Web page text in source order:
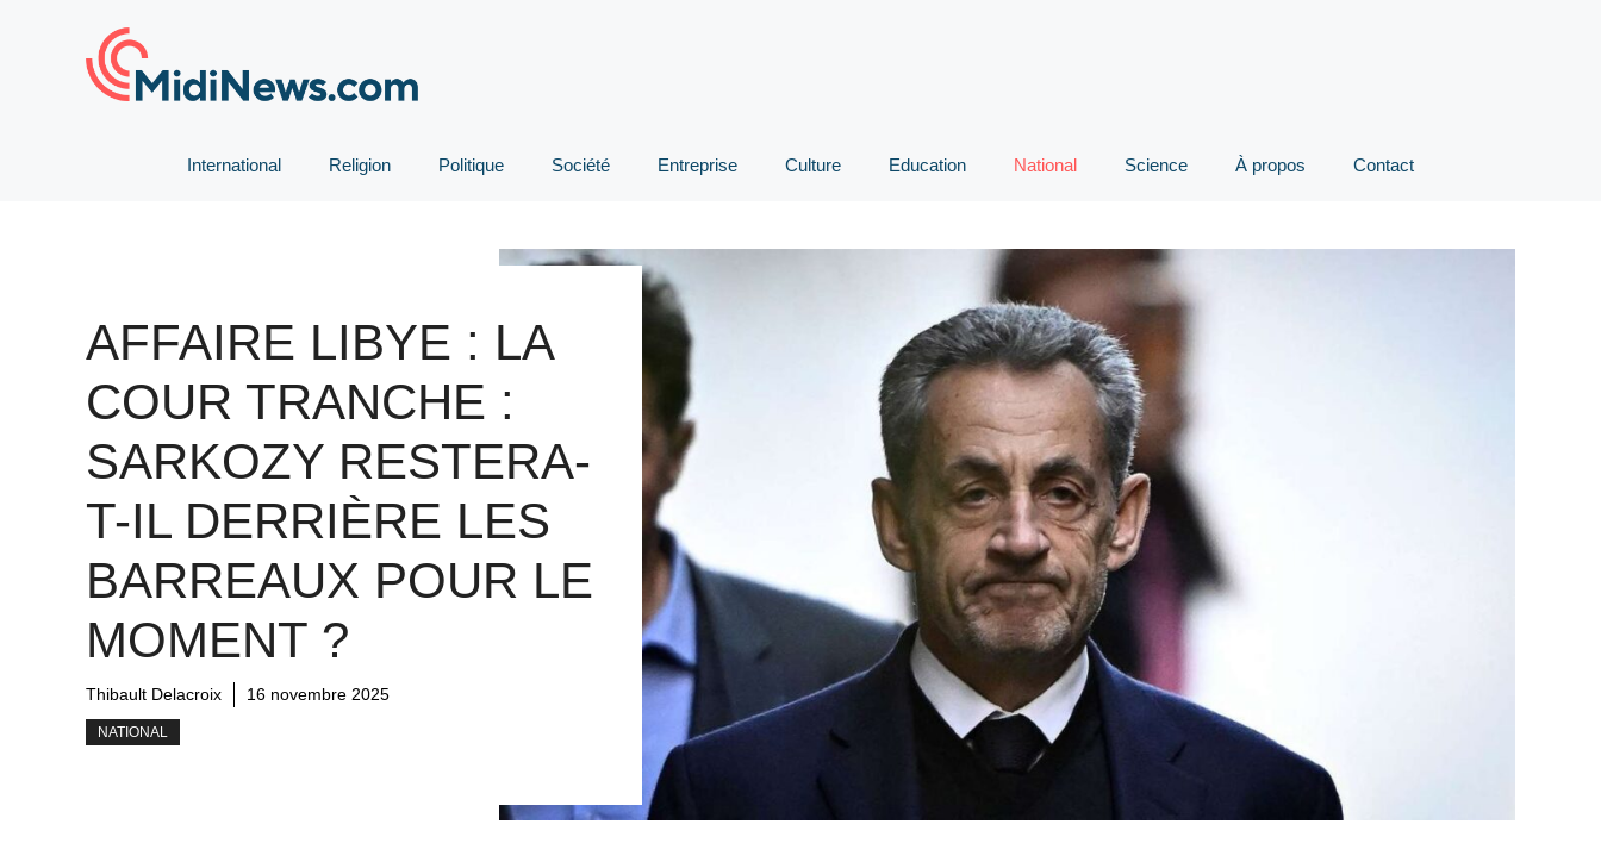
International Religion Politique Société Entreprise Culture Education National Science À propos Contact
AFFAIRE LIBYE : LA
COUR TRANCHE :
SARKOZY RESTERA-
T-IL DERRIÈRE LES
BARREAUX POUR LE
MOMENT ?
Thibault Delacroix 16 novembre 2025
NATIONAL